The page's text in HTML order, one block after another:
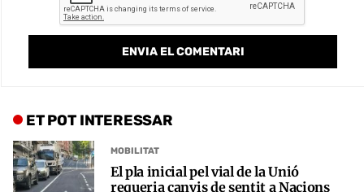
ET POT INTERESSAR
MOBILITAT
El pla inicial pel vial de la Unió
requeria canvis de sentit a Nacions